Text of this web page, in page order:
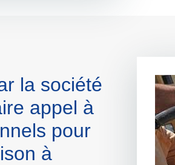
la société
appel à
pour
à